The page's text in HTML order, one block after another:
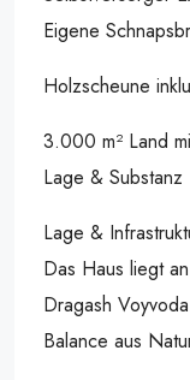
Eigene
Holzscheune
3.000 m² Land
Lage & Substanz
Lage &
Das Haus liegt
Dragash
Balance aus